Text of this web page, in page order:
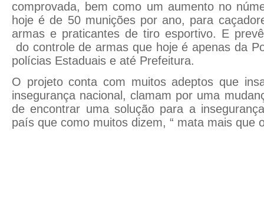
comprovada, bem como um aumento no
hoje é de 50 munições por ano, para
armas e praticantes de tiro esportivo. E
do controle de armas que hoje é apenas da
polícias Estaduais e até Prefeitura.
O projeto conta com muitos adeptos que
insegurança nacional, clamam por uma
de encontrar uma solução para a
país que como muitos dizem, “ mata mais que